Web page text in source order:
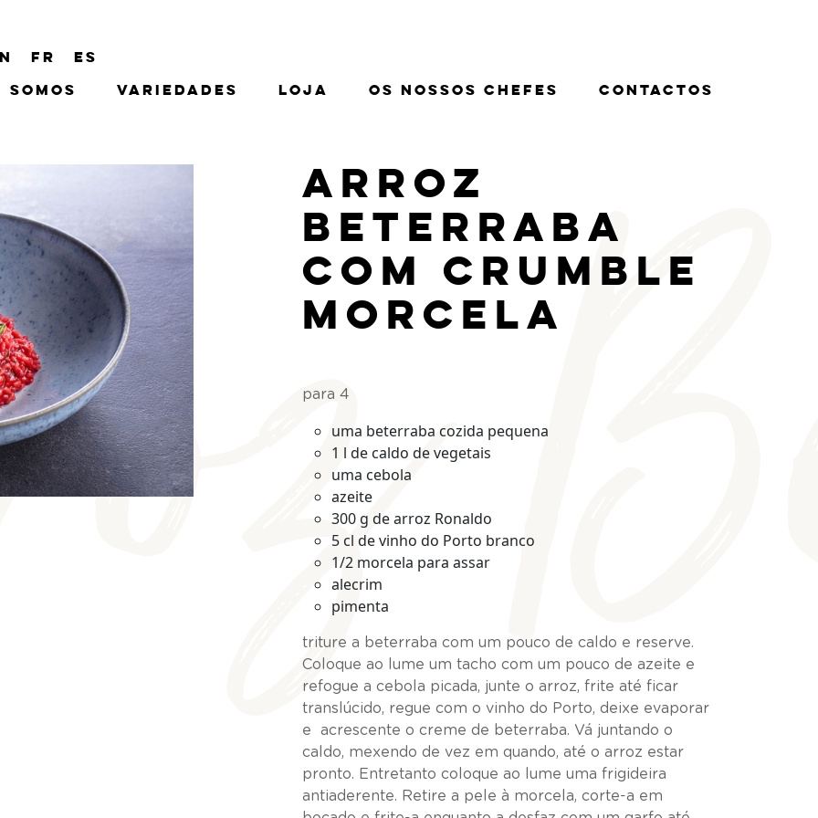
FR ES
Somos Variedades Loja Os Nossos Chefes Contactos
Arroz
Beterraba
com Crumble
Morcela
para 4
uma beterraba cozida pequena
1 l de caldo de vegetais
uma cebola
azeite
300 g de arroz Ronaldo
5 cl de vinho do Porto branco
1/2 morcela para assar
alecrim
pimenta
triture a beterraba com um pouco de caldo e reserve.
Coloque ao lume um tacho com um pouco de azeite e
refogue a cebola picada, junte o arroz, frite até ficar
translúcido, regue com o vinho do Porto, deixe evaporar
e acrescente o creme de beterraba. Vá juntando o
caldo, mexendo de vez em quando, até o arroz estar
pronto. Entretanto coloque ao lume uma frigideira
antiaderente. Retire a pele à morcela, corte-a em